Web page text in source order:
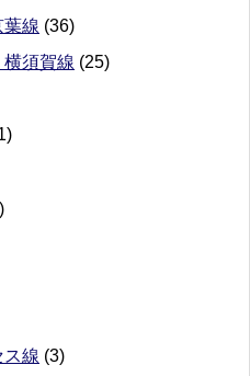
葉線 (36)
須賀線 (25)
ス線 (3)